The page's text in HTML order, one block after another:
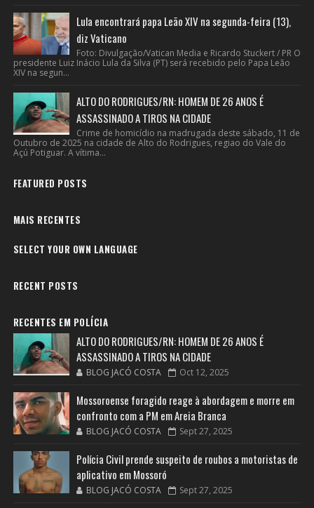
Lula encontrará papa Leão XIV na segunda-feira (13),
diz Vaticano
Foto: Divulgação/Vatican Media e Ricardo Stuckert / PR O
presidente Luiz Inácio Lula da Silva (PT) será recebido pelo Papa Leão
XIV na segun...
ALTO DO RODRIGUES/RN: HOMEM DE 26 ANOS É
ASSASSINADO A TIROS NA CIDADE
Crime de homicídio na madrugada deste sábado, 11 de
Outubro de 2025 na cidade de Alto do Rodrigues, regiao do Vale do
Açú Potiguar. A vítima...
FEATURED POSTS
MAIS RECENTES
SELECT YOUR OWN LANGUAGE
RECENT POSTS
RECENTES EM POLÍCIA
ALTO DO RODRIGUES/RN: HOMEM DE 26 ANOS É
ASSASSINADO A TIROS NA CIDADE
BLOG JACÓ COSTA Oct 12, 2025
Mossoroense foragido reage à abordagem e morre em
confronto com a PM em Areia Branca
BLOG JACÓ COSTA Sept 27, 2025
Polícia Civil prende suspeito de roubos a motoristas de
aplicativo em Mossoró
BLOG JACÓ COSTA Sept 27, 2025